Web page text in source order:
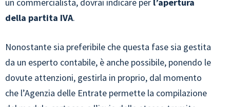
della partita IVA.
Nonostante sia preferibile che questa fase sia gestita
da un esperto contabile, è anche possibile, ponendo le
dovute attenzioni, gestirla in proprio, dal momento
che l’Agenzia delle Entrate permette la compilazione